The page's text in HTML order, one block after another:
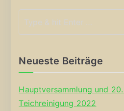
Neueste Beiträge
Hauptversammlung und
Teichreinigung 2022